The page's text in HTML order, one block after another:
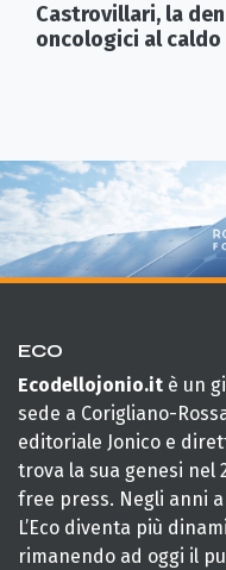
Castrovillari, la
oncologici al caldo
ECO
Ecodellojonio.it è un
sede a Corigliano-
editoriale Jonico e
trova la sua genesi nel
free press. Negli anni
L’Eco diventa più
rimanendo ad oggi il